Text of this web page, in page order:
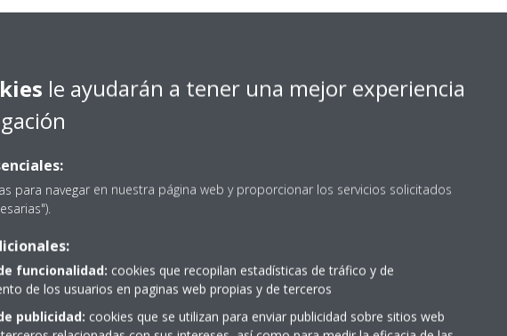
PIDE PRESUPUESTO
le ayudarán a tener una mejor experiencia
para navegar en nuestra página web y proporcionar los servicios solicitados
funcionalidad: cookies que recopilan estadísticas de tráfico y de
de los usuarios en paginas web propias y de terceros
publicidad: cookies que se utilizan para enviar publicidad sobre sitios web